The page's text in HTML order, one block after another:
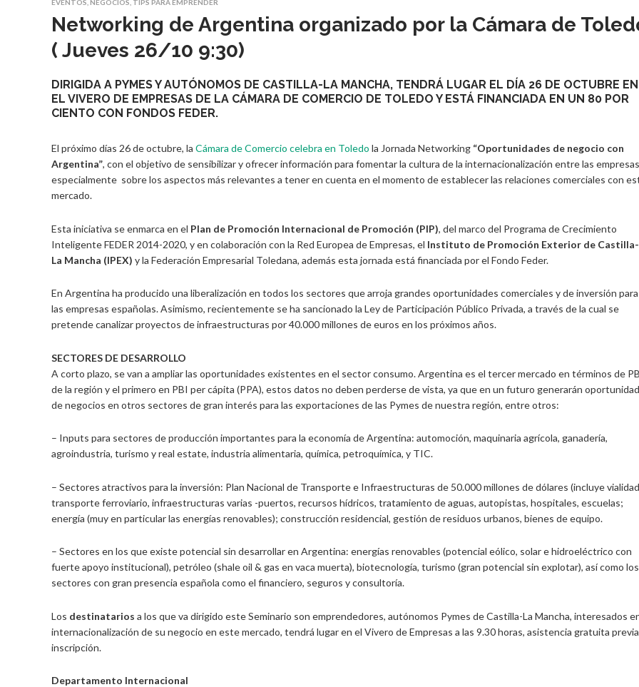
EVENTOS NEGOCIOS TIPS PARA EMPRENDER
Networking de Argentina organizado por la Cámara de
( Jueves 26/10 9:30)
DIRIGIDA A PYMES Y AUTÓNOMOS DE CASTILLA-LA MANCHA, TENDRÁ LUGAR EL DÍA 26 DE OCTUBRE EN
EL VIVERO DE EMPRESAS DE LA CÁMARA DE COMERCIO DE TOLEDO Y ESTÁ FINANCIADA EN UN 80 POR
CIENTO CON FONDOS FEDER.
El próximo días 26 de octubre, la Cámara de Comercio celebra en Toledo la Jornada Networking “Oportunidades de negocio con
Argentina”, con el objetivo de sensibilizar y ofrecer información para fomentar la cultura de la internacionalización entre las
especialmente sobre los aspectos más relevantes a tener en cuenta en el momento de establecer las relaciones comerciales con
mercado.
Esta iniciativa se enmarca en el Plan de Promoción Internacional de Promoción (PIP), del marco del Programa de Crecimiento
Inteligente FEDER 2014-2020, y en colaboración con la Red Europea de Empresas, el Instituto de Promoción Exterior de Castilla-
La Mancha (IPEX) y la Federación Empresarial Toledana, además esta jornada está financiada por el Fondo Feder.
En Argentina ha producido una liberalización en todos los sectores que arroja grandes oportunidades comerciales y de inversión para
las empresas españolas. Asimismo, recientemente se ha sancionado la Ley de Participación Público Privada, a través de la cual se
pretende canalizar proyectos de infraestructuras por 40.000 millones de euros en los próximos años.
SECTORES DE DESARROLLO
A corto plazo, se van a ampliar las oportunidades existentes en el sector consumo. Argentina es el tercer mercado en términos de
de la región y el primero en PBI per cápita (PPA), estos datos no deben perderse de vista, ya que en un futuro generarán
de negocios en otros sectores de gran interés para las exportaciones de las Pymes de nuestra región, entre otros:
– Inputs para sectores de producción importantes para la economía de Argentina: automoción, maquinaria agrícola, ganadería,
agroindustria, turismo y real estate, industria alimentaria, química, petroquímica, y TIC.
– Sectores atractivos para la inversión: Plan Nacional de Transporte e Infraestructuras de 50.000 millones de dólares (incluye
transporte ferroviario, infraestructuras varias -puertos, recursos hídricos, tratamiento de aguas, autopistas, hospitales, escuelas;
energía (muy en particular las energías renovables); construcción residencial, gestión de residuos urbanos, bienes de equipo.
– Sectores en los que existe potencial sin desarrollar en Argentina: energías renovables (potencial eólico, solar e hidroeléctrico con
fuerte apoyo institucional), petróleo (shale oil & gas en vaca muerta), biotecnología, turismo (gran potencial sin explotar), así como los
sectores con gran presencia española como el financiero, seguros y consultoría.
Los destinatarios a los que va dirigido este Seminario son emprendedores, autónomos Pymes de Castilla-La Mancha, interesados
internacionalización de su negocio en este mercado, tendrá lugar en el Vivero de Empresas a las 9.30 horas, asistencia gratuita previa
inscripción.
Departamento Internacional